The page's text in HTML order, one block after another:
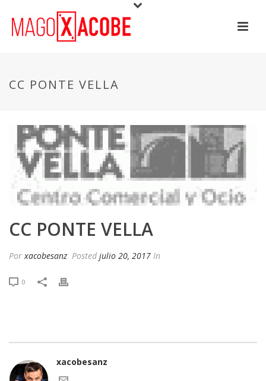
CC PONTE VELLA
CC PONTE VELLA
Por xacobesanz Posted julio 20, 2017 In
0
xacobesanz